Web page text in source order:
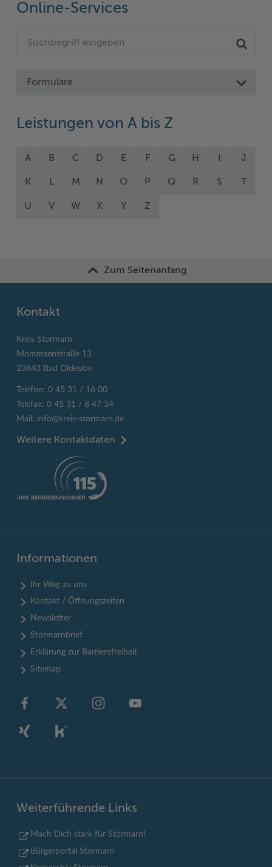
Online-Services
Formulare
Leistungen von A bis Z
A B C D E F G H J
K L M N O P Q R S T
U V W X Y Z
Zum Seitenanfang
Kontakt
Kreis Stormarn
Mommsenstraße 13
23843 Bad Oldesloe
Telefon: 0 45 31 / 16 00
Telefax: 0 45 31 / 8 47 34
Mail: info@kreis-stormarn.de
Weitere Kontaktdaten
Informationen
Ihr Weg zu uns
Kontakt / Öffnungszeiten
Newsletter
Stormarnbrief
Erklärung zur Barrierefreiheit
Sitemap
Weiterführende Links
Mach Dich stark für Stormarn!
Bürgerportal Stormarn